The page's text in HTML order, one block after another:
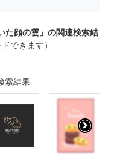
た顔の雲」の関連検索結
できます）
索結果